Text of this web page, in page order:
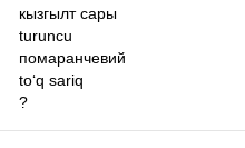
кызгылт сары
turuncu
помаранчевий
to‘q sariq
?